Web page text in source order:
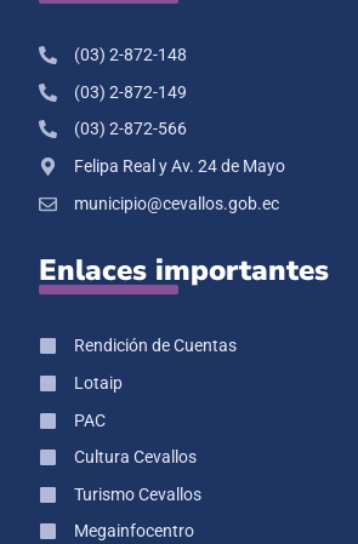
(03) 2-872-148
(03) 2-872-149
(03) 2-872-566
Felipa Real y Av. 24 de Mayo
municipio@cevallos.gob.ec
Enlaces importantes
Rendición de Cuentas
Lotaip
PAC
Cultura Cevallos
Turismo Cevallos
Megainfocentro